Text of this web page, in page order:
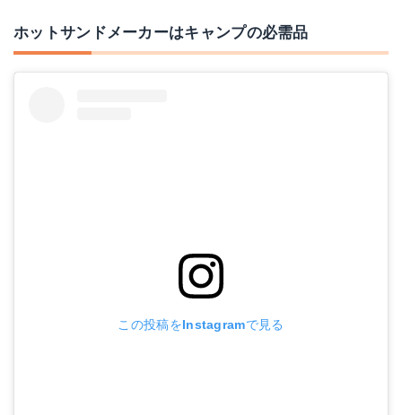
ホットサンドメーカーはキャンプの必需品
この投稿をInstagramで見る